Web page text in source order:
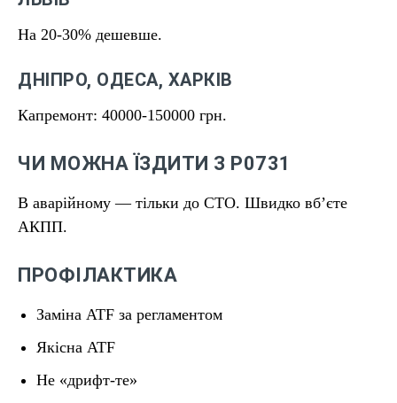
На 20-30% дешевше.
ДНІПРО, ОДЕСА, ХАРКІВ
Капремонт: 40000-150000 грн.
ЧИ МОЖНА ЇЗДИТИ З P0731
В аварійному — тільки до СТО. Швидко вбʼєте
АКПП.
ПРОФІЛАКТИКА
Заміна ATF за регламентом
Якісна ATF
Не «дрифт-те»